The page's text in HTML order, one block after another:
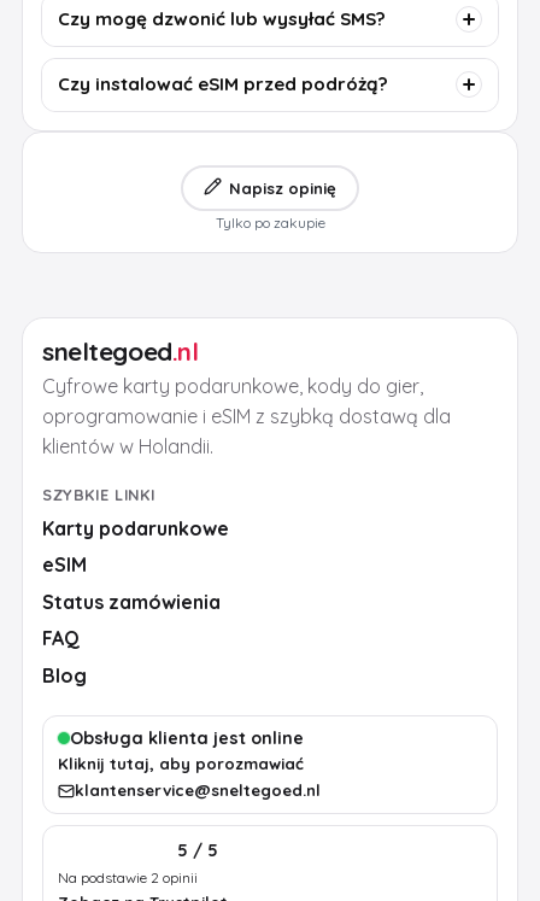
Czy mogę dzwonić lub wysyłać SMS?
Czy instalować eSIM przed podróżą?
Napisz opinię
Tylko po zakupie
sneltegoed.nl
Cyfrowe karty podarunkowe, kody do gier,
oprogramowanie i eSIM z szybką dostawą dla
klientów w Holandii.
SZYBKIE LINKI
Karty podarunkowe
eSIM
Status zamówienia
FAQ
Blog
Obsługa klienta jest online
Kliknij tutaj, aby porozmawiać
klantenservice@sneltegoed.nl
5 / 5
Na podstawie 2 opinii